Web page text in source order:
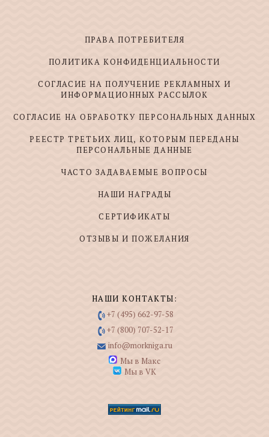
ПРАВА ПОТРЕБИТЕЛЯ
ПОЛИТИКА КОНФИДЕНЦИАЛЬНОСТИ
СОГЛАСИЕ НА ПОЛУЧЕНИЕ РЕКЛАМНЫХ И
ИНФОРМАЦИОННЫХ РАССЫЛОК
СОГЛАСИЕ НА ОБРАБОТКУ ПЕРСОНАЛЬНЫХ ДАННЫХ
РЕЕСТР ТРЕТЬИХ ЛИЦ, КОТОРЫМ ПЕРЕДАНЫ
ПЕРСОНАЛЬНЫЕ ДАННЫЕ
ЧАСТО ЗАДАВАЕМЫЕ ВОПРОСЫ
НАШИ НАГРАДЫ
СЕРТИФИКАТЫ
ОТЗЫВЫ И ПОЖЕЛАНИЯ
НАШИ КОНТАКТЫ:
+7 (495) 662-97-58
+7 (800) 707-52-17
info@morkniga.ru
Мы в Макс
Мы в VK